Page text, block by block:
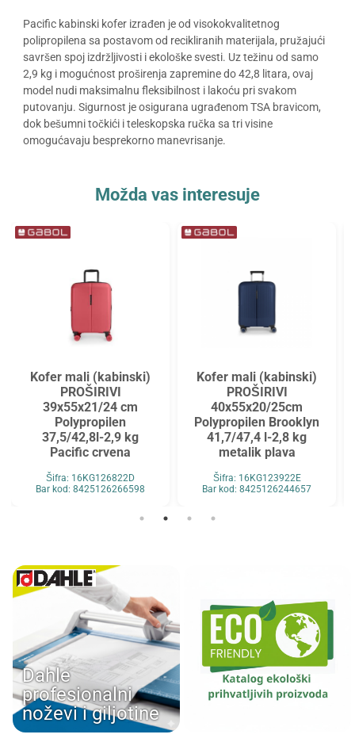
Pacific kabinski kofer izrađen je od visokokvalitetnog
polipropilena sa postavom od recikliranih materijala, pružajući
savršen spoj izdržljivosti i ekološke svesti. Uz težinu od samo
2,9 kg i mogućnost proširenja zapremine do 42,8 litara, ovaj
model nudi maksimalnu fleksibilnost i lakoću pri svakom
putovanju. Sigurnost je osigurana ugrađenom TSA bravicom,
dok bešumni točkići i teleskopska ručka sa tri visine
omogućavaju besprekorno manevrisanje.
Možda vas interesuje
Kofer mali (kabinski)
PROŠIRIVI
39x55x21/24 cm
Polypropilen
37,5/42,8l-2,9 kg
Pacific crvena
Šifra: 16KG126822D
Bar kod: 8425126266598
Kofer mali (kabinski)
PROŠIRIVI
40x55x20/25cm
Polypropilen Brooklyn
41,7/47,4 l-2,8 kg
metalik plava
Šifra: 16KG123922E
Bar kod: 8425126244657
Dahle
profesionalni
noževi i giljotine